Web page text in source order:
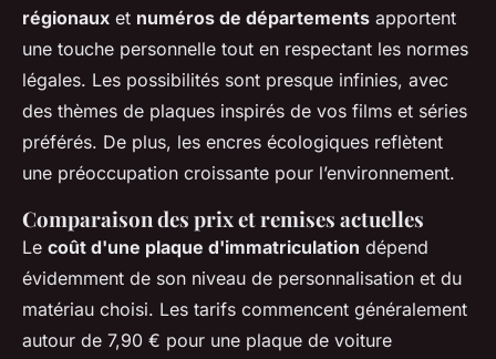
régionaux et numéros de départements apportent
une touche personnelle tout en respectant les normes
légales. Les possibilités sont presque infinies, avec
des thèmes de plaques inspirés de vos films et séries
préférés. De plus, les encres écologiques reflètent
une préoccupation croissante pour l’environnement.
Comparaison des prix et remises actuelles
Le coût d'une plaque d'immatriculation dépend
évidemment de son niveau de personnalisation et du
matériau choisi. Les tarifs commencent généralement
autour de 7,90 € pour une plaque de voiture